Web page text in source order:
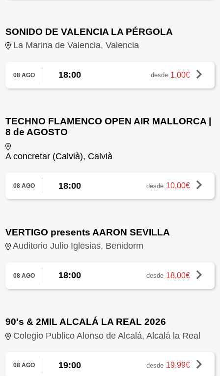
SONIDO DE VALENCIA LA PÉRGOLA
La Marina de Valencia, Valencia
08 AGO 18:00 desde 1,00€
TECHNO FLAMENCO OPEN AIR MALLORCA |
8 de AGOSTO
A concretar (Calvià), Calvià
08 AGO 18:00 desde 10,00€
VERTIGO presents AARON SEVILLA
Auditorio Julio Iglesias, Benidorm
08 AGO 18:00 desde 18,00€
90's & 2MIL ALCALÁ LA REAL 2026
Colegio Publico Alonso de Alcalá, Alcalá la Real
08 AGO 19:00 desde 19,99€